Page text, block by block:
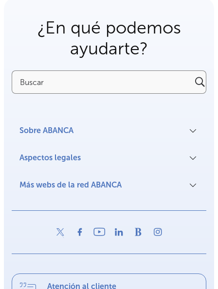
¿En qué podemos
ayudarte?
Buscar
Sobre ABANCA
Aspectos legales
Más webs de la red ABANCA
Atención al cliente